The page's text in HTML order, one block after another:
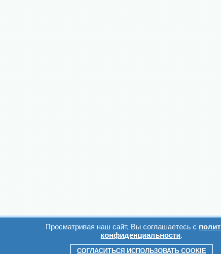
Просматривая наш сайт, Вы соглашаетесь с
конфиденциальности.
СОГЛАСИТЬСЯ ИСПОЛЬЗОВАТЬ COOKIE